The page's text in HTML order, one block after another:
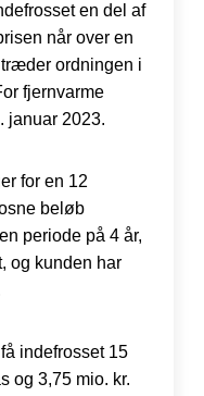
en del af
når over en
ordningen i
fjernvarme
januar 2023.
for en 12
beløb
periode på 4 år,
og kunden har
indefrosset 15
og 3,75 mio. kr.